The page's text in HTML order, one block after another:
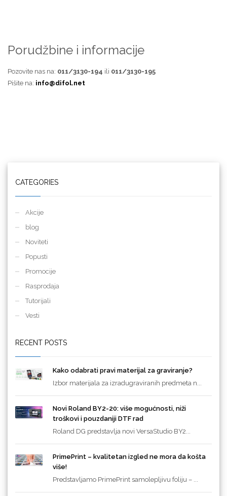
Porudžbine i informacije
Pozovite nas na: 011/3130-194 ili 011/3130-195
Pišite na: info@difol.net
CATEGORIES
Akcije
blog
Noviteti
Popusti
Promocije
Rasprodaja
Tutorijali
Vesti
RECENT POSTS
Kako odabrati pravi materijal za graviranje?
Izbor materijala za izradugraviranih predmeta n...
Novi Roland BY2-20: više mogućnosti, niži
troškovi i pouzdaniji DTF rad
Roland DG predstavlja novi VersaStudio BY2...
PrimePrint – kvalitetan izgled ne mora da košta
više!
Predstavljamo PrimePrint samolepljivu foliju – ...